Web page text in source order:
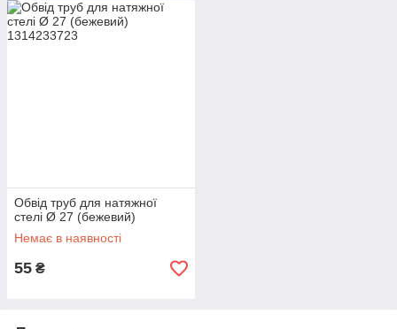
Обвід труб для натяжної
стелі Ø 27 (бежевий)
Немає в наявності
55 ₴